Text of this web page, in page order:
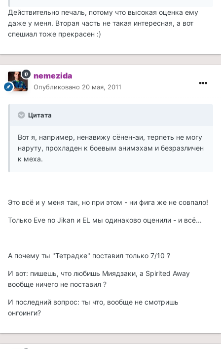
Действительно печаль, потому что высокая оценка ему
даже у меня. Вторая часть не такая интересная, а вот
спешиал тоже прекрасен :)
nemezida
Опубликовано 20 мая, 2011
Цитата
Вот я, например, ненавижу сёнен-аи, терпеть не могу
наруту, прохладен к боевым анимэхам и безразличен
к меха.
Это всё и у меня так, но при этом - ни фига же не совпало!
Только Eve no Jikan и EL мы одинаково оценили - и всё...
А почему ты "Тетрадке" поставил только 7/10 ?
И вот: пишешь, что любишь Миядзаки, а Spirited Away
вообще ничего не поставил ?
И последний вопрос: ты что, вообще не смотришь
онгоинги?